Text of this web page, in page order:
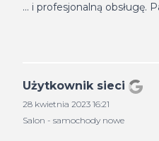
... i profesjonalną obsługę.
Użytkownik sieci
28 kwietnia 2023 16:21
Salon - samochody nowe